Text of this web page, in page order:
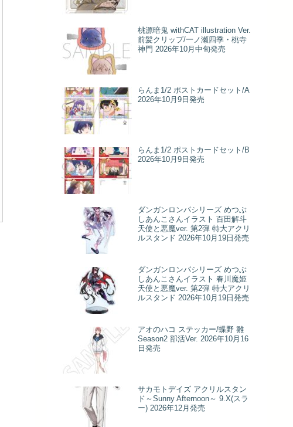
桃源暗鬼 withCAT illustration Ver.
前髪クリップ/一ノ瀬四季・桃寺
神門 2026年10月中旬発売
らんま1/2 ポストカードセット/A
2026年10月9日発売
らんま1/2 ポストカードセット/B
2026年10月9日発売
ダンガンロンパシリーズ めつぶ
しあんこさんイラスト 百田解斗
天使と悪魔ver. 第2弾 特大アクリ
ルスタンド 2026年10月19日発売
ダンガンロンパシリーズ めつぶ
しあんこさんイラスト 春川魔姫
天使と悪魔ver. 第2弾 特大アクリ
ルスタンド 2026年10月19日発売
アオのハコ ステッカー/蝶野 雛
Season2 部活Ver. 2026年10月16
日発売
サカモトデイズ アクリルスタン
ド～Sunny Afternoon～ 9.X(スラ
ー) 2026年12月発売